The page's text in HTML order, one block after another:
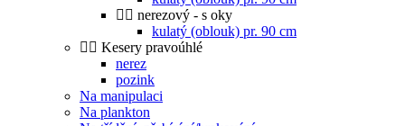
nerezový - s oky
kulatý (oblouk) pr. 90 cm
Kesery pravoúhlé
nerez
pozink
Na manipulaci
Na plankton